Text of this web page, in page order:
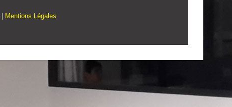
Mentions Légales